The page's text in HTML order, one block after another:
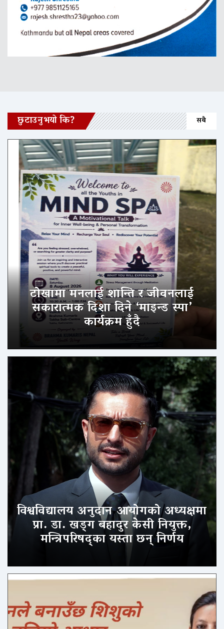
छुटाउनुभयो कि? सबै
टोखामा मनलाई शान्ति र जीवनलाई
सकारात्मक दिशा दिने ‘माइन्ड स्पा’
कार्यक्रम हुँदै
विश्वविद्यालय अनुदान आयोगको अध्यक्षमा
प्रा. डा. खड्ग बहादुर केसी नियुक्त,
मन्त्रिपरिषद्का यस्ता छन् निर्णय